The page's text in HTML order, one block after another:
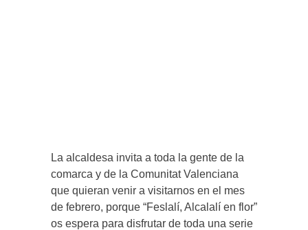
La alcaldesa invita a toda la gente de la
comarca y de la Comunitat Valenciana
que quieran venir a visitarnos en el mes
de febrero, porque “Feslalí, Alcalalí en flor”
os espera para disfrutar de toda una serie